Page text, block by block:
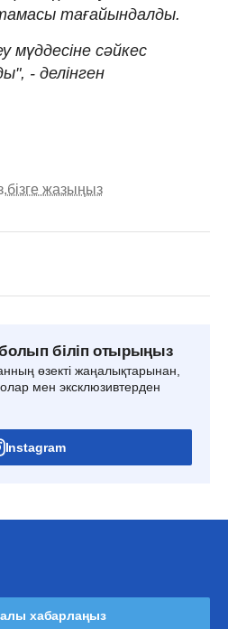
тағайындалды.
мүддесіне сәйкес
- делінген
бізге жазыңыз
біліп отырыңыз
өзекті жаңалықтарынан,
мен эксклюзивтерден
Instagram
хабарлаңыз